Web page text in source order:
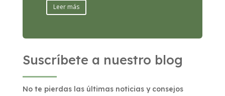
Leer más
Suscríbete a nuestro blog
No te pierdas las últimas noticias y consejos